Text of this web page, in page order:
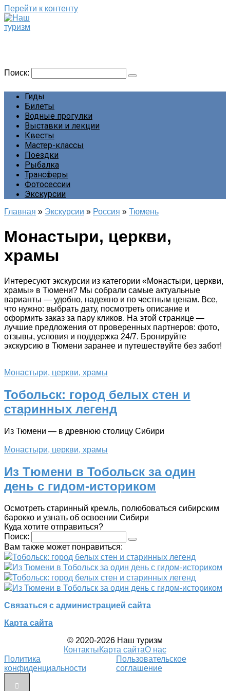
Перейти к контенту
Поиск:
Гиды
Билеты
Водные прогулки
Выставки и лекции
Квесты
Мастер-классы
Поездки
Рыбалка
Трансферы
Фотосессии
Экскурсии
Главная » Экскурсии » Россия » Тюмень
Монастыри, церкви,
храмы
Интересуют экскурсии из категории «Монастыри, церкви,
храмы» в Тюмени? Мы собрали самые актуальные
варианты — удобно, надежно и по честным ценам. Все,
что нужно: выбрать дату, посмотреть описание и
оформить заказ за пару кликов. На этой странице —
лучшие предложения от проверенных партнеров: фото,
отзывы, условия и поддержка 24/7. Бронируйте
экскурсию в Тюмени заранее и путешествуйте без забот!
Монастыри, церкви, храмы
Тобольск: город белых стен и
старинных легенд
Из Тюмени — в древнюю столицу Сибири
Монастыри, церкви, храмы
Из Тюмени в Тобольск за один
день с гидом-историком
Осмотреть старинный кремль, полюбоваться сибирским
барокко и узнать об освоении Сибири
Куда хотите отправиться?
Поиск:
Вам также может понравиться:
Тобольск: город белых стен и старинных легенд
Из Тюмени в Тобольск за один день с гидом-историком
Тобольск: город белых стен и старинных легенд
Из Тюмени в Тобольск за один день с гидом-историком
Связаться с администрацией сайта
Карта сайта
© 2020-2026 Наш туризм
КонтактыКарта сайтаО нас
Политика
конфиденциальности
Пользовательское
соглашение